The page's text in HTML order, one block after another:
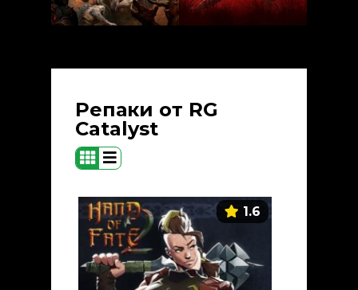
Репаки от RG
Catalyst
1.6